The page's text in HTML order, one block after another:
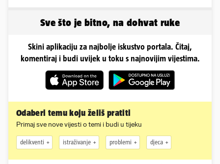
Sve što je bitno, na dohvat ruke
Skini aplikaciju za najbolje iskustvo portala. Čitaj,
komentiraj i budi uvijek u toku s najnovijim vijestima.
Odaberi temu koju želiš pratiti
Primaj sve nove vijesti o temi i budi u tijeku
delikventi istraživanje problemi djeca